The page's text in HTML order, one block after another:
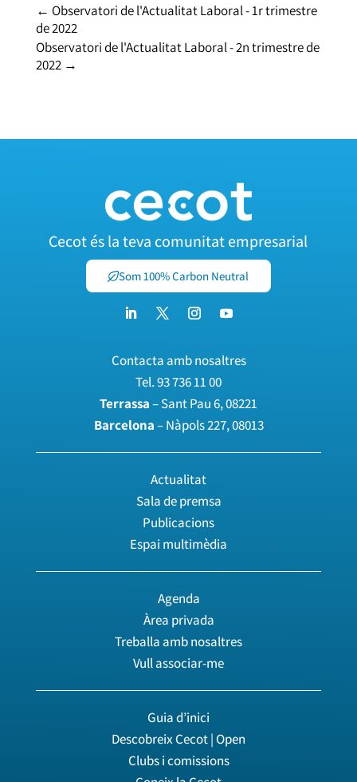
← Observatori de l'Actualitat Laboral - 1r trimestre
de 2022
Observatori de l'Actualitat Laboral - 2n trimestre de
2022→
Cecot és la teva comunitat empresarial
Som 100% Carbon Neutral
Contacta amb nosaltres
Tel.93 736 11 00
Terrassa– Sant Pau 6, 08221
Barcelona– Nàpols 227, 08013
Actualitat
Sala de premsa
Publicacions
Espai multimèdia
Agenda
Àrea privada
Treballa amb nosaltres
Vull associar-me
Guia d’inici
Descobreix Cecot | Open
Clubs i comissions